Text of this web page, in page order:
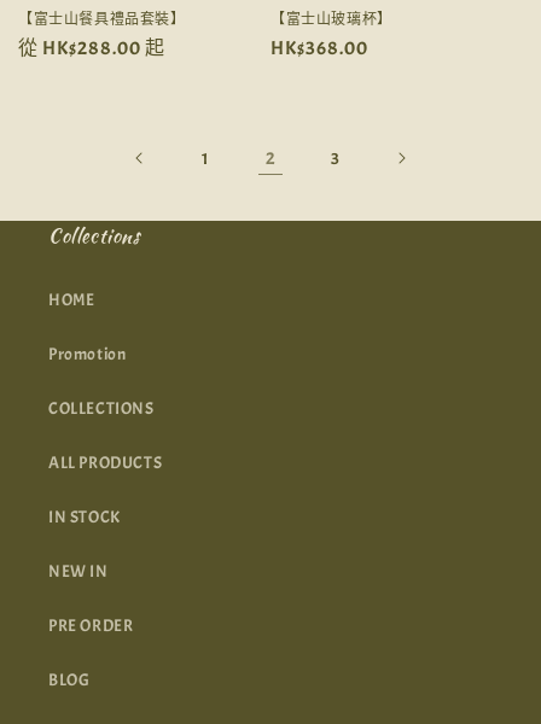
【富士山餐具禮品套裝】
定
從 HK$288.00 起
【富士山玻璃杯】
定
HK$368.00
1 2 3
Collections
HOME
Promotion
COLLECTIONS
ALL PRODUCTS
IN STOCK
NEW IN
PRE ORDER
BLOG